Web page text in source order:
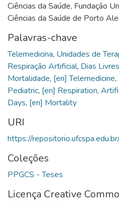
Ciências da Saúde, Fundação
Ciências da Saúde de Porto
Palavras-chave
Telemedicina, Unidades de
Respiração Artificial, Dias
Mortalidade, [en] Telemedicine,
Pediatric, [en] Respiration,
Days, [en] Mortality
URI
https://
Coleções
PPGCS - Teses
Licença Creative